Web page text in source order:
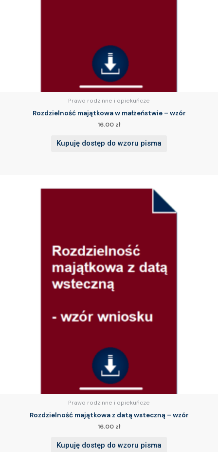
Prawo rodzinne i opiekuńcze
Rozdzielność majątkowa w małżeństwie – wzór
16.00 zł
Kupuję dostęp do wzoru pisma
Prawo rodzinne i opiekuńcze
Rozdzielność majątkowa z datą wsteczną – wzór
16.00 zł
Kupuję dostęp do wzoru pisma